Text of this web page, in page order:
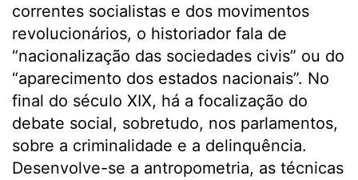
correntes socialistas e dos movimentos
revolucionários, o historiador fala de
“nacionalização das sociedades civis” ou do
“aparecimento dos estados nacionais”. No
final do século XIX, há a focalização do
debate social, sobretudo, nos parlamentos,
sobre a criminalidade e a delinquência.
Desenvolve-se a antropometria, as técnicas